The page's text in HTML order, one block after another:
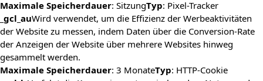
Maximale Speicherdauer: SitzungTyp: Pixel-Tracker
_gcl_auWird verwendet, um die Effizienz der Werbeaktivitäten
der Website zu messen, indem Daten über die Conversion-Rate
der Anzeigen der Website über mehrere Websites hinweg
gesammelt werden.
Maximale Speicherdauer: 3 MonateTyp: HTTP-Cookie